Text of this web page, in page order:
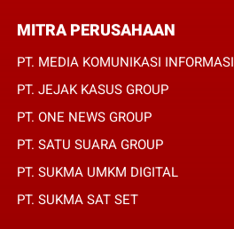
MITRA PERUSAHAAN
PT. MEDIA KOMUNIKASI INFORMASI
PT. JEJAK KASUS GROUP
PT. ONE NEWS GROUP
PT. SATU SUARA GROUP
PT. SUKMA UMKM DIGITAL
PT. SUKMA SAT SET